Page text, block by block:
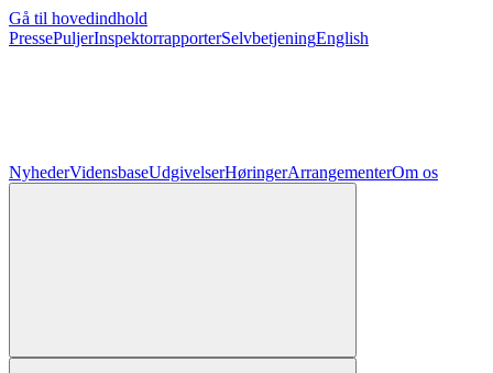
Gå til hovedindhold
PressePuljerInspektorrapporterSelvbetjeningEnglish
NyhederVidensbaseUdgivelserHøringerArrangementerOm os